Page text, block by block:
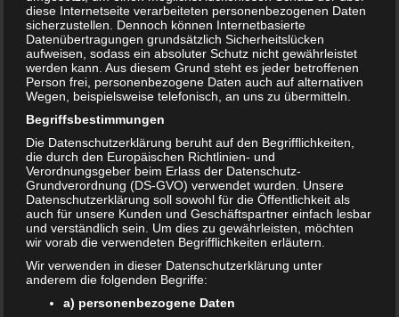
Share Post Save
T
e
i
l
n
admin1
diese Internetseite verarbeiteten personenbezogenen Daten
sicherzustellen. Dennoch können Internetbasierte
Datenübertragungen grundsätzlich Sicherheitslücken
aufweisen, sodass ein absoluter Schutz nicht gewährleistet
werden kann. Aus diesem Grund steht es jeder betroffenen
Person frei, personenbezogene Daten auch auf alternativen
Wegen, beispielsweise telefonisch, an uns zu übermitteln.
Begriffsbestimmungen
Die Datenschutzerklärung beruht auf den Begrifflichkeiten,
die durch den Europäischen Richtlinien- und
Verordnungsgeber beim Erlass der Datenschutz-
Grundverordnung (DS-GVO) verwendet wurden. Unsere
Datenschutzerklärung soll sowohl für die Öffentlichkeit als
auch für unsere Kunden und Geschäftspartner einfach lesbar
und verständlich sein. Um dies zu gewährleisten, möchten
wir vorab die verwendeten Begrifflichkeiten erläutern.
Wir verwenden in dieser Datenschutzerklärung unter
anderem die folgenden Begriffe:
a) personenbezogene Daten